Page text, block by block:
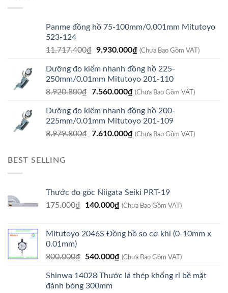
Panme đồng hồ 75-100mm/0.001mm Mitutoyo
523-124
11.717.400₫ Giá
là:
11.717.400₫.
9.930.000₫Giá
tại
là:
9.930.000₫.
(Chưa Bao Gồm VAT)
Dưỡng đo kiểm nhanh đồng hồ 225-
250mm/0.01mm Mitutoyo 201-110
8.920.800₫ Giá
là:
8.920.800₫.
7.560.000₫Giá
tại
là:
7.560.000₫.
(Chưa Bao Gồm VAT)
Dưỡng đo kiểm nhanh đồng hồ 200-
225mm/0.01mm Mitutoyo 201-109
8.979.800₫ Giá
7.610.000₫Giá
(Chưa Bao Gồm VAT)
BEST SELLING
Thước đo góc Niigata Seiki PRT-19
175.000₫
Giá
175.000₫.
140.000₫Giá
là:
(Chưa Bao Gồm VAT)
Mitutoyo 2046S Đồng hồ so cơ khí (0-10mm x
0.01mm)
800.000₫
Giá
là:
800.000₫.
540.000₫Giá
tại
(Chưa Bao Gồm VAT)
Shinwa 14028 Thước lá thép khổng rỉ bề mặt
đánh bóng 300mm